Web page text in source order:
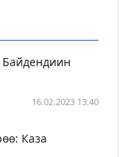
16.02.2023 13:40
Каза